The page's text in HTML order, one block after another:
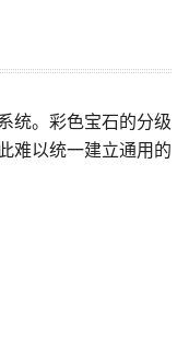
统。彩色宝石的分级
难以统一建立通用的